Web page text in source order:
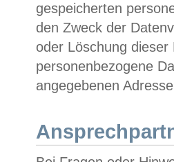
gespeicherten
den Zweck der
oder Löschung
personenbezogene
angegebenen